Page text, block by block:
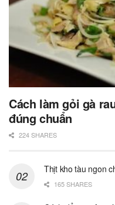
Cách làm gỏi gà
đúng chuẩn
224 SHARES
Thịt kho tàu ngon
165 SHARES